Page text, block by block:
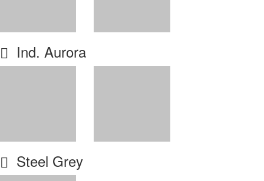
Ind. Aurora
Steel Grey